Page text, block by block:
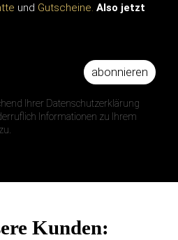
und Gutscheine. Also jetzt
abonnieren
Ihrer Datenschutzerklärung
Informationen zu Ihrem
Kunden: